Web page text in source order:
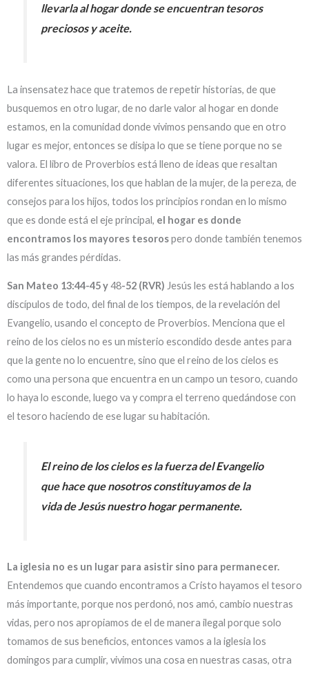
llevarla al hogar donde se encuentran tesoros
preciosos y aceite.
La insensatez hace que tratemos de repetir historias, de que
busquemos en otro lugar, de no darle valor al hogar en donde
estamos, en la comunidad donde vivimos pensando que en otro
lugar es mejor, entonces se disipa lo que se tiene porque no se
valora. El libro de Proverbios está lleno de ideas que resaltan
diferentes situaciones, los que hablan de la mujer, de la pereza, de
consejos para los hijos, todos los principios rondan en lo mismo
que es donde está el eje principal, el hogar es donde
encontramos los mayores tesorospero donde también tenemos
las más grandes pérdidas.
San Mateo 13:44-45 y48-52 (RVR) Jesús les está hablando a los
discípulos de todo, del final de los tiempos, de la revelación del
Evangelio, usando el concepto de Proverbios. Menciona que el
reino de los cielos no es un misterio escondido desde antes para
que la gente no lo encuentre, sino que el reino de los cielos es
como una persona que encuentra en un campo un tesoro, cuando
lo haya lo esconde, luego va y compra el terreno quedándose con
el tesoro haciendo de ese lugar su habitación.
El reino de los cielos es la fuerza del Evangelio
que hace que nosotros constituyamos de la
vida de Jesús nuestro hogar permanente.
La iglesia no es un lugar para asistir sino para permanecer.
Entendemos que cuando encontramos a Cristo hayamos el tesoro
más importante, porque nos perdonó, nos amó, cambio nuestras
vidas, pero nos apropiamos de el de manera ilegal porque solo
tomamos de sus beneficios, entonces vamos a la iglesia los
domingos para cumplir, vivimos una cosa en nuestras casas, otra